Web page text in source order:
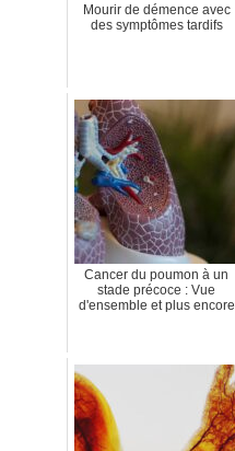
Mourir de démence avec
des symptômes tardifs
Cancer du poumon à un
stade précoce : Vue
d'ensemble et plus encore